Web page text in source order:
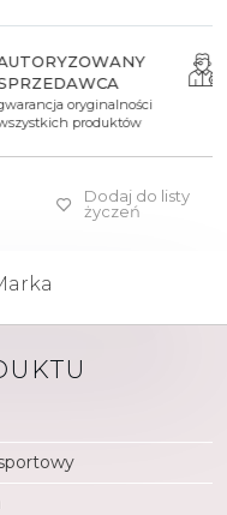
oryginalności
produktów
Dodaj do listy
życzeń